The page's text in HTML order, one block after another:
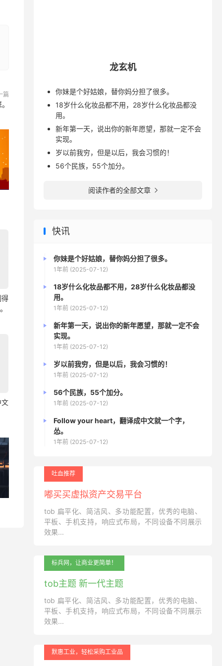
篇
得
龙玄机
你妹是个好姑娘，替你妈分担了很多。
18岁什么化妆品都不用，28岁什么化妆品都没
用。
新年第一天，说出你的新年愿望，那就一定不会
实现。
岁以前我穷，但是以后，我会习惯的！
56个民族，55个加分。
阅读作者的全部文章 
快讯
你妹是个好姑娘，替你妈分担了很多。
1年前 (2025-07-12)
18岁什么化妆品都不用，28岁什么化妆品都没
用。
1年前 (2025-07-12)
新年第一天，说出你的新年愿望，那就一定不会
实现。
1年前 (2025-07-12)
岁以前我穷，但是以后，我会习惯的！
1年前 (2025-07-12)
56个民族，55个加分。
1年前 (2025-07-12)
Follow your heart，翻译成中文就一个字，
怂。
1年前 (2025-07-12)
吐血推荐
嘟买买虚拟资产交易平台
tob 扁平化、简洁风、多功能配置，优秀的电脑、
平板、手机支持，响应式布局，不同设备不同展示
效果...
标兵网，让商业更简单！
tob主题 新一代主题
tob 扁平化、简洁风、多功能配置，优秀的电脑、
平板、手机支持，响应式布局，不同设备不同展示
效果...
默惠工业，轻松采购工业品